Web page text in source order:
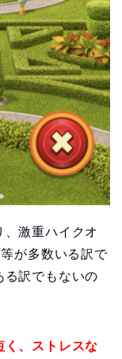
激重ハイクオ
が多数いる訳で
る訳でもないの
く、ストレスな